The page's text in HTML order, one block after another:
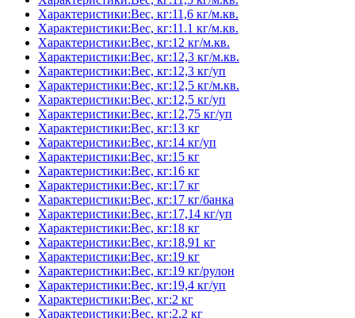
Характеристики:Вес, кг:11,6 кг/м.кв.
Характеристики:Вес, кг:11.1 кг/м.кв.
Характеристики:Вес, кг:12 кг/м.кв.
Характеристики:Вес, кг:12,3 кг/м.кв.
Характеристики:Вес, кг:12,3 кг/уп
Характеристики:Вес, кг:12,5 кг/м.кв.
Характеристики:Вес, кг:12,5 кг/уп
Характеристики:Вес, кг:12,75 кг/уп
Характеристики:Вес, кг:13 кг
Характеристики:Вес, кг:14 кг/уп
Характеристики:Вес, кг:15 кг
Характеристики:Вес, кг:16 кг
Характеристики:Вес, кг:17 кг
Характеристики:Вес, кг:17 кг/банка
Характеристики:Вес, кг:17,14 кг/уп
Характеристики:Вес, кг:18 кг
Характеристики:Вес, кг:18,91 кг
Характеристики:Вес, кг:19 кг
Характеристики:Вес, кг:19 кг/рулон
Характеристики:Вес, кг:19,4 кг/уп
Характеристики:Вес, кг:2 кг
Характеристики:Вес, кг:2,2 кг